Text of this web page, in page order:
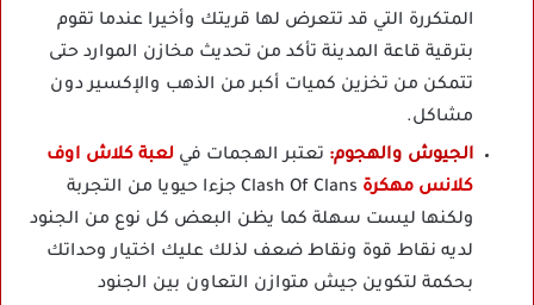
المتكررة التي قد تتعرض لها قريتك وأخيرا عندما تقوم
بترقية قاعة المدينة تأكد من تحديث مخازن الموارد حتى
تتمكن من تخزين كميات أكبر من الذهب والإكسير دون
مشاكل.
الجيوش والهجوم: تعتبر الهجمات في لعبة كلاش اوف
كلانس مهكرة
Clash Of Clans جزءا حيويا من التجربة
ولكنها ليست سهلة كما يظن البعض كل نوع من الجنود
لديه نقاط قوة ونقاط ضعف لذلك عليك اختيار وحداتك
بحكمة لتكوين جيش متوازن التعاون بين الجنود